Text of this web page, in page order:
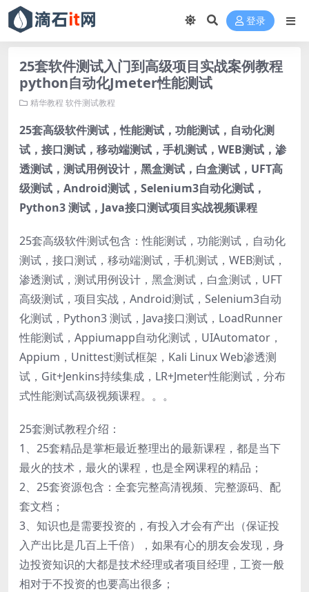
登录
25套软件测试入门到高级项目实战案例教程
python自动化Jmeter性能测试
精华教程 软件测试教程
25套高级软件测试，性能测试，功能测试，自动化测
试，接口测试，移动端测试，手机测试，WEB测试，渗
透测试，测试用例设计，黑盒测试，白盒测试，UFT高
级测试，Android测试，Selenium3自动化测试，
Python3 测试，Java接口测试项目实战视频课程
25套高级软件测试包含：性能测试，功能测试，自动化
测试，接口测试，移动端测试，手机测试，WEB测试，
渗透测试，测试用例设计，黑盒测试，白盒测试，UFT
高级测试，项目实战，Android测试，Selenium3自动
化测试，Python3 测试，Java接口测试，LoadRunner
性能测试，Appiumapp自动化测试，UIAutomator，
Appium，Unittest测试框架，Kali Linux Web渗透测
试，Git+Jenkins持续集成，LR+Jmeter性能测试，分布
式性能测试高级视频课程。。。
25套测试教程介绍：
1、25套精品是掌柜最近整理出的最新课程，都是当下
最火的技术，最火的课程，也是全网课程的精品；
2、25套资源包含：全套完整高清视频、完整源码、配
套文档；
3、知识也是需要投资的，有投入才会有产出（保证投
入产出比是几百上千倍），如果有心的朋友会发现，身
边投资知识的大都是技术经理或者项目经理，工资一般
相对于不投资的也要高出很多；